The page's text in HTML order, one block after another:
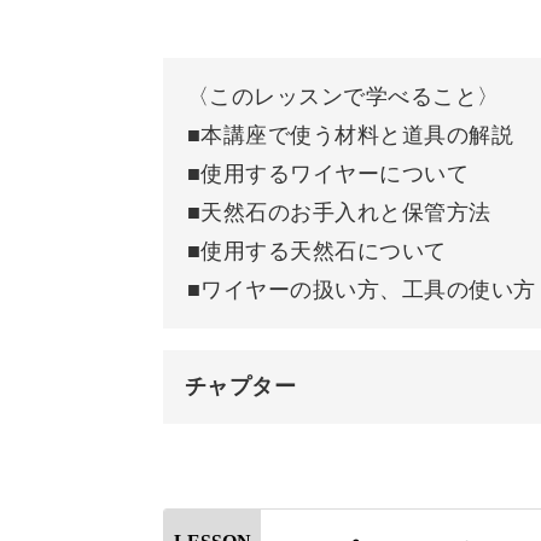
パワーストーンの効果は、身に着け
とで、よりよい方向へと導いてくれる
楽しんでいきましょう。
〈このレッスンで学べること〉
■本講座で使う材料と道具の解説
■使用するワイヤーについて
■天然石のお手入れと保管方法
■使用する天然石について
■ワイヤーの扱い方、工具の使い方
チャプター
はじめに